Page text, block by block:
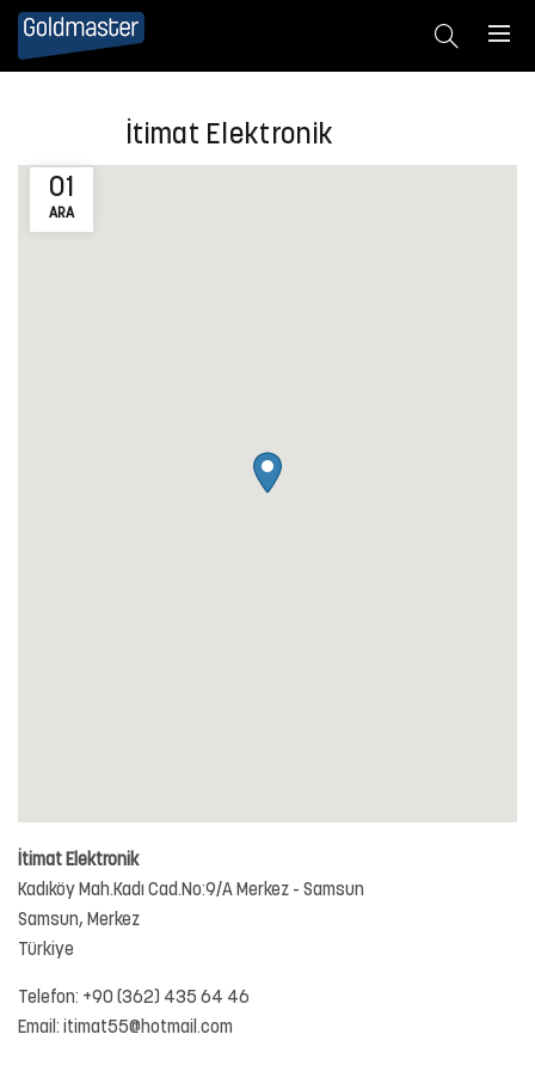
01
ARA
İtimat Elektronik
İtimat Elektronik
Kadıköy Mah.Kadı Cad.No:9/A Merkez - Samsun
Samsun, Merkez
Türkiye
Telefon: +90 (362) 435 64 46
Email: itimat55@hotmail.com